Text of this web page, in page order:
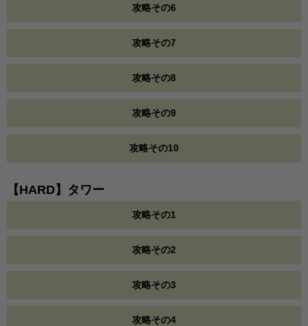
攻略その6
攻略その7
攻略その8
攻略その9
攻略その10
【HARD】タワー
攻略その1
攻略その2
攻略その3
攻略その4